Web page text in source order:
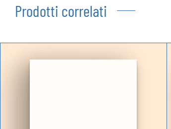
Prodotti correlati